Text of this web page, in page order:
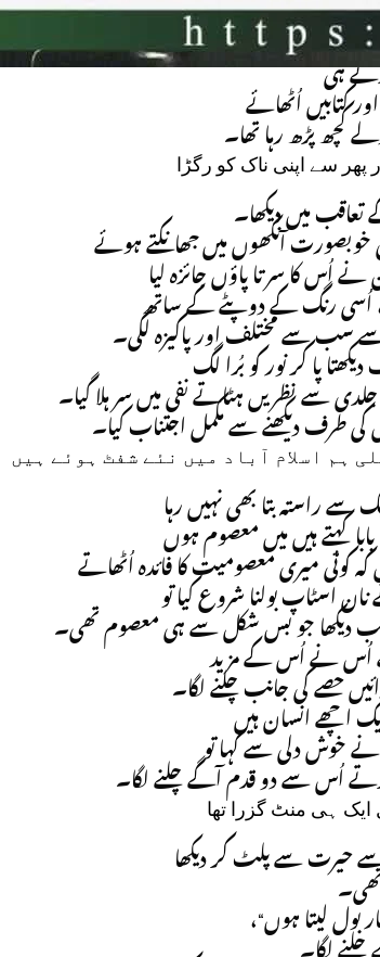
والے دو نمونوں کی طرح نہ ہو۔
کافی پیارا ہے“،ا
ہی
کتابیں اُٹھائے
کچھ پڑھ رہا تھا۔
سے اپنی ناک کو رگڑا
میں دیکھا۔
خوبصورت آنکھوں میں جھانکتے ہوئے
اُس کا سر تا پاؤں جائزہ لیا
اُسی رنگ کے دوپٹے کے ساتھ
سب سے مختلف اور پاکیزہ لگی۔
پا کر نور کو بُرا لگ
سے نظریں ہٹاتے نفی میں سر ہلا گیا۔
طرف دیکھنے سے مکمل اجتناب کیا۔
ہم اسلام آباد میں نئے شفٹ ہوئے ہیں
سے راستہ بتا بھی نہیں رہا
بابا کہتے ہیں میں معصوم ہوں
کوئی میری معصومیت کا فائدہ اُٹھاتے
اسٹاپ بولنا شروع کیا تو
دیکھا جو بس شکل سے ہی معصوم تھی۔
اُس نے اُس کے مزید
حصے کی جانب چلنے لگا۔
اچھے انسان ہیں
خوش دلی سے کہا تو
اُس سے دو قدم آگے چلنے لگا۔
ایک ہی منٹ گزرا تھا
حیرت سے پلٹ کر دیکھا
تھی۔
بول لیتا ہوں“،
لگا۔